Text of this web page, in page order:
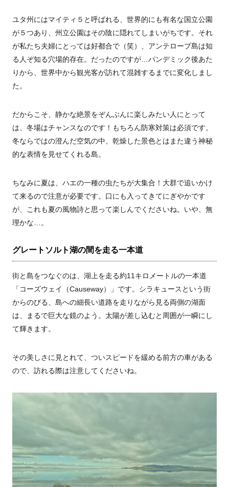
ユタ州にはマイティ５と呼ばれる、世界的にも有名な国立公園
が５つあり、州立公園はその陰に隠れてしまいがちです。それ
が私たち夫婦にとっては好都合で（笑）、アンテロープ島は知
る人ぞ知る穴場的存在。だったのですが…パンデミック後あた
りから、世界中から観光客が訪れて混雑するまでに変化しまし
た。
だからこそ、静かな絶景をぞんぶんに楽しみたい人にとって
は、冬場はチャンスなのです！もちろん防寒対策は必須です。
冬ならではの澄んだ空気の中、乾燥した景色とはまた違う神秘
的な表情を見せてくれる島。
ちなみに夏は、ハエの一種の虫たちが大集合！大群で追いかけ
て来るので注意が必要です。口にも入ってきてにぎやかです
が、これも夏の風物詩と思って楽しんでくださいね。いや、無
理かな…。
グレートソルト湖の間を走る一本道
街と島をつなぐのは、湖上を走る約11キロメートルの一本道
「コーズウェイ（Causeway）」です。シラキュースという街
からのびる、島への細長い道路を走りながら見る両側の湖面
は、まるで巨大な鏡のよう。太陽が差し込むと周囲が一瞬にし
て輝きます。
その美しさに見とれて、ついスピードを緩める前方の車がある
ので、訪れる際は注意してくださいね。